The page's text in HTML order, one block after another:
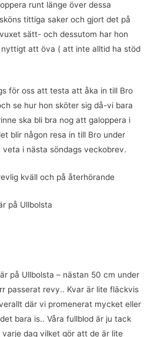
runt länge över dessa
tittiga saker och gjort det på
sätt- och dessutom har hon
att öva ( att inte alltid ha stöd
för oss att testa att åka in till Bro
se hur hon sköter sig då-vi bara
ska bli bra nog att galoppera i
blir någon resa in till Bro under
i nästa söndags veckobrev.
kväll och på återhörande
på Ullbolsta
på Ullbolsta – nästan 50 cm under
passerat revy.. Kvar är lite fläckvis
där vi promenerat mycket eller
bara is.. Våra fullblod är ju tack
dag vilket gör att de är lite